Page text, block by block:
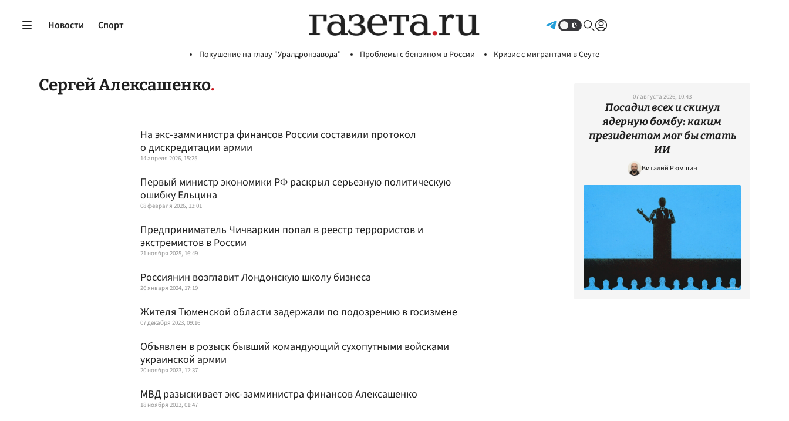
Новости Спорт
Покушение на главу "Уралдронзавода" Проблемы с бензином в России Кризис с мигрантами в Сеуте
Сергей Алексашенко
На экс-замминистра финансов России составили протокол
о дискредитации армии
14 апреля 2026, 15:25
Первый министр экономики РФ раскрыл серьезную политическую
ошибку Ельцина
08 февраля 2026, 13:01
Предприниматель Чичваркин попал в реестр террористов и
экстремистов в России
21 ноября 2025, 16:49
Россиянин возглавит Лондонскую школу бизнеса
26 января 2024, 17:19
Жителя Тюменской области задержали по подозрению в госизмене
07 декабря 2023, 09:16
Объявлен в розыск бывший командующий сухопутными войсками
украинской армии
20 ноября 2023, 12:37
МВД разыскивает экс-замминистра финансов Алексашенко
18 ноября 2023, 01:47
07 августа 2026, 10:43
Посадил всех и скинул
ядерную бомбу: каким
президентом мог бы стать
ИИ
Виталий Рюмшин